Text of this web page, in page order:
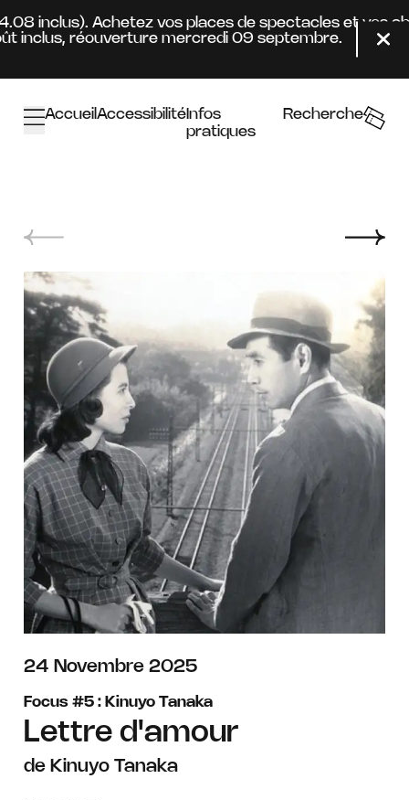
inclus). Achetez vos places de spectacles et vos
réouverture mercredi 09 septembre.
AccueilAccessibilitéInfos
pratiques
Recherche
24 novembre
Novembre 2025
Focus #5 : Kinuyo Tanaka
Lettre d'amour
de Kinuyo Tanaka